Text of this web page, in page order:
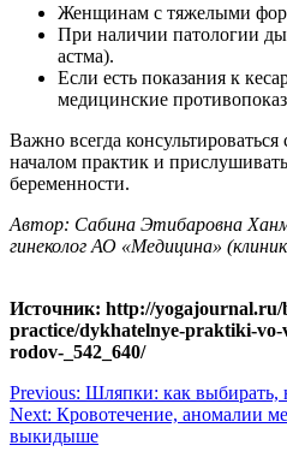
Женщинам с тяжелыми
При наличии патологии
астма).
Если есть показания к
медицинские
Важно всегда
началом практик и
беременности.
Автор: Сабина Этибаровна
гинеколог АО «Медицина»
Источник: http://yogajournal.ru/
practice/dykhatelnye-praktiki-vo-
rodov-_542_640/
Навигация
по
Previous: Шляпки: как выбирать,
Next: Кровотечение, аномалии
выкидыше